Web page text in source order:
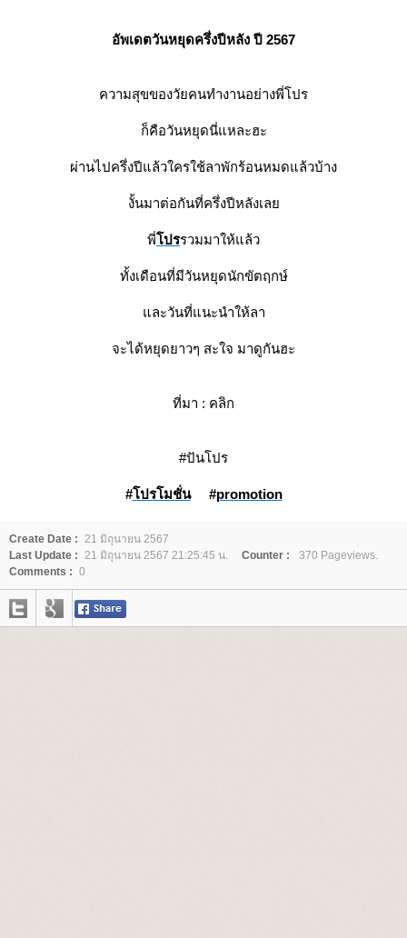
อัพเดตวันหยุดครึ่งปีหลัง ปี 2567
ความสุขของวัยคนทำงานอย่างพี่โปร
ก็คือวันหยุดนี่แหละฮะ
ผ่านไปครึ่งปีแล้วใครใช้ลาพักร้อนหมดแล้วบ้าง
งั้นมาต่อกันที่ครึ่งปีหลังเล
พี่ปรรวมมาให้แล้ว
ทั้งเดือนที่มีวันหยุดนักขัตฤกษ์
ละวันที่แนะนำให้ลา
จะได้หยุดยาวๆ สะใจ มาดูกันฮะ
ที่มา : คลิก
#ปันโปร
#ปรโมชั่น #promotion
Create Date : 21 มิถุนายน 2567
Last Update : 21 มิถุนายน 2567 21:25:45 น. Counter :
370 Pageviews.
Comments : 0